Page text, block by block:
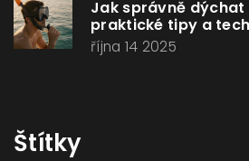
Jak správně
praktické tipy a
října 14 2025
Štítky